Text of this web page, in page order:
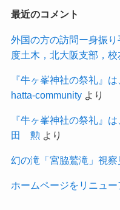
最近のコメント
外国の方の訪問ー身振
度土木，北大阪支部，
『牛ヶ峯神社の祭礼』
hatta-communityより
『牛ヶ峯神社の祭礼』
田 勲 より
幻の滝「宮脇鷲滝」視察
ホームページをリニュ